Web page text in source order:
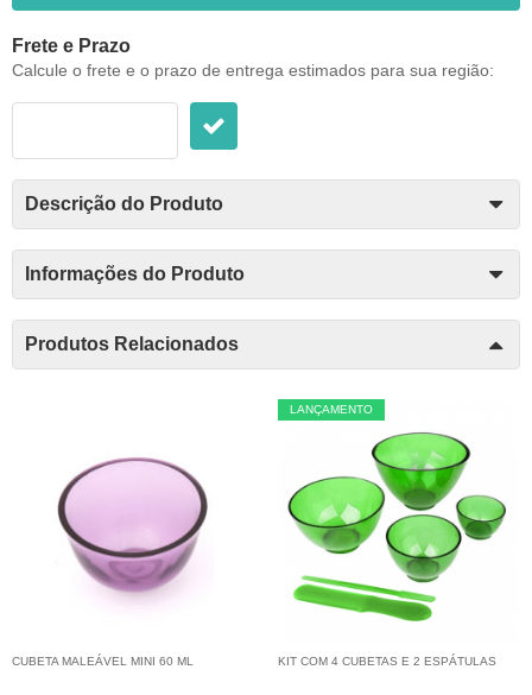
Frete e Prazo
Calcule o frete e o prazo de entrega estimados para sua região:
Descrição do Produto
Informações do Produto
Produtos Relacionados
CUBETA MALEÁVEL MINI 60 ML
LANÇAMENTO
KIT COM 4 CUBETAS E 2 ESPÁTULAS